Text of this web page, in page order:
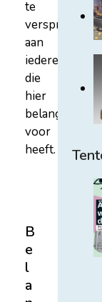
te
verspreiden
aan
iedereen
die
hier
voor
heeft.
B
e
l
a